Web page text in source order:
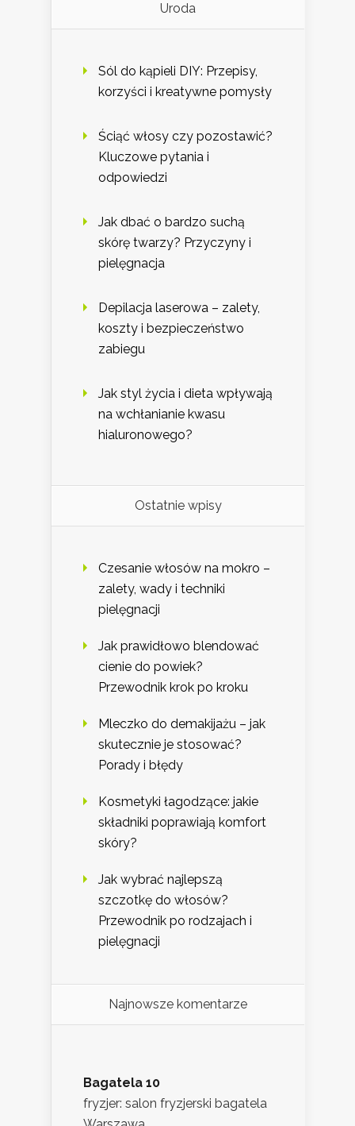
Uroda
Sól do kąpieli DIY: Przepisy,
korzyści i kreatywne pomysły
Ściąć włosy czy pozostawić?
Kluczowe pytania i
odpowiedzi
Jak dbać o bardzo suchą
skórę twarzy? Przyczyny i
pielęgnacja
Depilacja laserowa – zalety,
koszty i bezpieczeństwo
zabiegu
Jak styl życia i dieta wpływają
na wchłanianie kwasu
hialuronowego?
Ostatnie wpisy
Czesanie włosów na mokro –
zalety, wady i techniki
pielęgnacji
Jak prawidłowo blendować
cienie do powiek?
Przewodnik krok po kroku
Mleczko do demakijażu – jak
skutecznie je stosować?
Porady i błędy
Kosmetyki łagodzące: jakie
składniki poprawiają komfort
skóry?
Jak wybrać najlepszą
szczotkę do włosów?
Przewodnik po rodzajach i
pielęgnacji
Najnowsze komentarze
Bagatela 10
fryzjer: salon fryzjerski bagatela